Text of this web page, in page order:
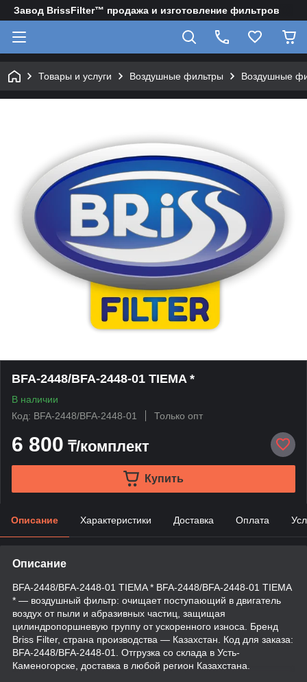
Завод BrissFilter™ продажа и изготовление фильтров
Товары и услуги Воздушные фильтры Воздушные
BFA-2448/BFA-2448-01 TIEMA *
В наличии
Код: BFA-2448/BFA-2448-01
Только опт
6 800 ₸/комплект
Купить
Описание Характеристики Доставка Оплата
Описание
BFA-2448/BFA-2448-01 TIEMA * BFA-2448/BFA-2448-01 TIEMA
* — воздушный фильтр: очищает поступающий в двигатель
воздух от пыли и абразивных частиц, защищая
цилиндропоршневую группу от ускоренного износа. Бренд
Briss Filter, страна производства — Казахстан. Код для заказа:
BFA-2448/BFA-2448-01. Отгрузка со склада в Усть-
Каменогорске, доставка в любой регион Казахстана.